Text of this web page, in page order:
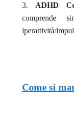
ADHD
comprende
iperattività/
Come si